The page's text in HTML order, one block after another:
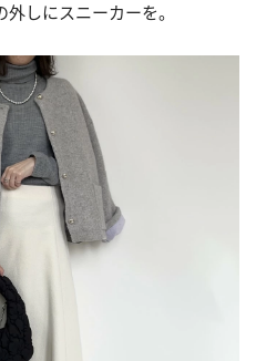
しにスニーカーを。